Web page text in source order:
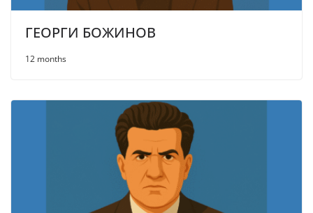
ГЕОРГИ БОЖИНОВ
12 months